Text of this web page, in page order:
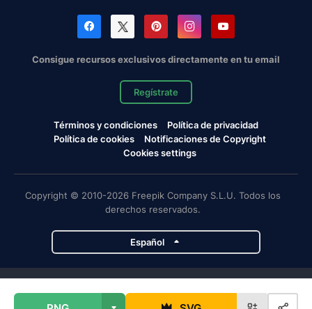
Consigue recursos exclusivos directamente en tu email
Regístrate
Términos y condiciones
Política de privacidad
Política de cookies
Notificaciones de Copyright
Cookies settings
Copyright © 2010-2026 Freepik Company S.L.U. Todos los
derechos reservados.
Español